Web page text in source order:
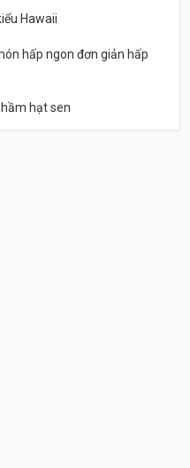
Hawaii
hấp ngon đơn giản hấp
hạt sen